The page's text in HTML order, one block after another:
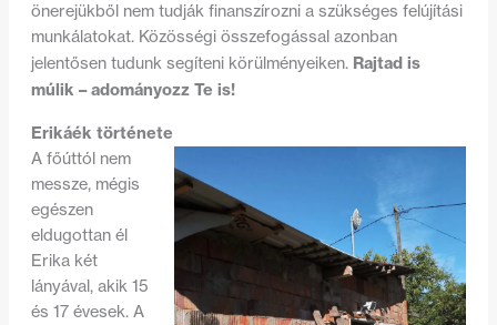
önerejükből nem tudják finanszírozni a szükséges felújítási
munkálatokat. Közösségi összefogással azonban
jelentősen tudunk segíteni körülményeiken. Rajtad is
múlik – adományozz Te is!
Erikáék története
A főúttól nem
messze, mégis
egészen
eldugottan él
Erika két
lányával, akik 15
és 17 évesek. A